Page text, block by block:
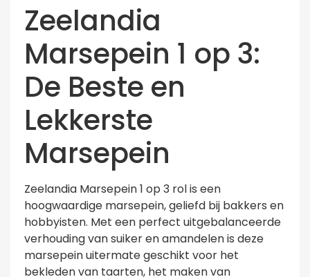
Zeelandia
Marsepein 1 op 3:
De Beste en
Lekkerste
Marsepein
Zeelandia Marsepein 1 op 3 rol is een
hoogwaardige marsepein, geliefd bij bakkers en
hobbyisten. Met een perfect uitgebalanceerde
verhouding van suiker en amandelen is deze
marsepein uitermate geschikt voor het
bekleden van taarten, het maken van